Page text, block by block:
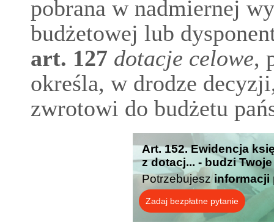
pobrana w nadmiernej
budżetowej lub
art. 127 dotacje celowe,
określa, w drodze
zwrotowi do budżetu
Art. 152. Ewidencja
z dotacj... - budzi
Potrzebujesz informacji
Zadaj bezpłatne pytanie